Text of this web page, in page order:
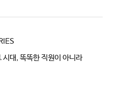
대, 똑똑한 직원이 아니라